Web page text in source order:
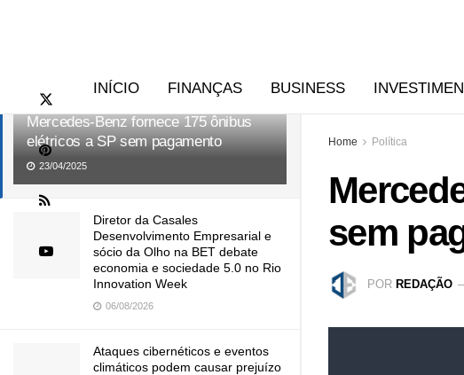
Mercedes-Benz fornece 175 ônibus
elétricos a SP sem pagamento
23/04/2025
Diretor da Casales
Desenvolvimento Empresarial e
sócio da Olho na BET debate
economia e sociedade 5.0 no Rio
Innovation Week
06/08/2026
Ataques cibernéticos e eventos
climáticos podem causar prejuízo
INÍCIO FINANÇAS BUSINESS
Home Política
sem
POR REDAÇÃO